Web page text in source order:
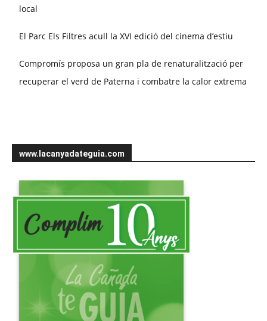
local
El Parc Els Filtres acull la XVI edició del cinema d’estiu
Compromís proposa un gran pla de renaturalització per
recuperar el verd de Paterna i combatre la calor extrema
www.lacanyadateguia.com